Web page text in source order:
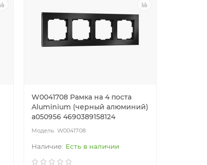
W0041708 Рамка на 4 поста
Aluminium (черный алюминий)
a050956 4690389158124
W0041708
Есть в наличии